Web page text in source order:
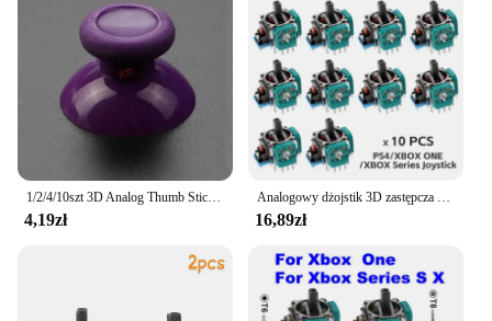
1/2/4/10szt 3D Analog Thumb Sticks Grip Joystick Cap For Xbox One / Xbox One X S Controller Handle ThumbSticks Cover
4,19zł
Analogowy dżojstik 3D zastępcza do PS5/PS4/Switch Pro/Xbox One Series kontroler ThumbStick akcesoria do naprawy danych
16,89zł